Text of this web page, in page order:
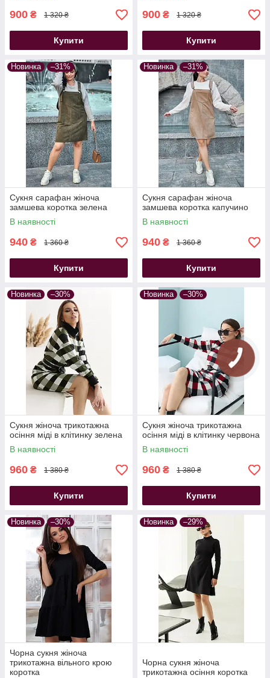
900 ₴ 1 320 ₴
Купити
900 ₴ 1 320 ₴
Купити
Новинка –31%
Сукня сарафан жіноча
замшева коротка зелена
В наявності
940 ₴ 1 360 ₴
Купити
Новинка –31%
Сукня сарафан жіноча
замшева коротка капучино
В наявності
940 ₴ 1 360 ₴
Купити
Новинка –30%
Сукня жіноча трикотажна
осіння міді в клітинку зелена
В наявності
960 ₴ 1 380 ₴
Купити
Новинка –30%
Сукня жіноча трикотажна
осіння міді в клітинку червона
В наявності
960 ₴ 1 380 ₴
Купити
Новинка –30%
Чорна сукня жіноча
трикотажна вільного крою
коротка
Новинка –29%
Чорна сукня жіноча
трикотажна осіння коротка